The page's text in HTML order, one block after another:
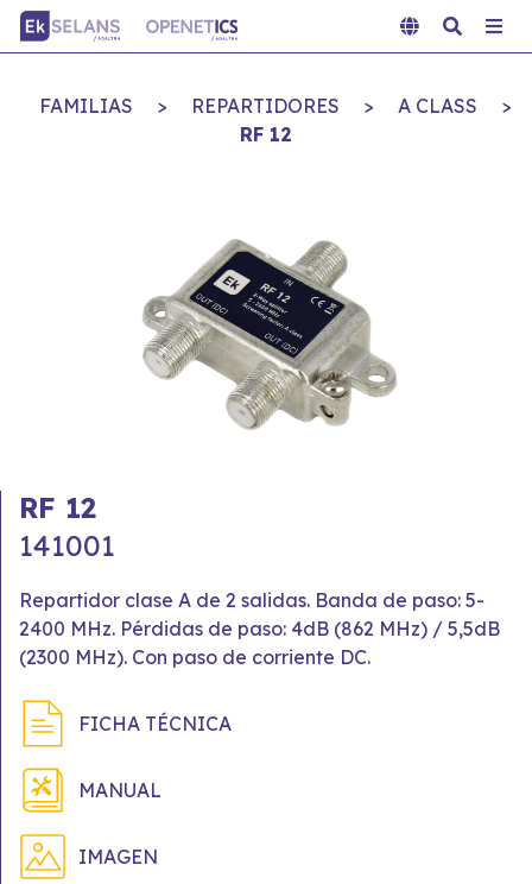
FAMILIAS > REPARTIDORES > A CLASS
>
RF 12
RF 12
141001
Repartidor clase A de 2 salidas. Banda de paso: 5-
2400 MHz. Pérdidas de paso: 4dB (862 MHz) / 5,5dB
(2300 MHz). Con paso de corriente DC.
FICHA TÉCNICA
MANUAL
IMAGEN